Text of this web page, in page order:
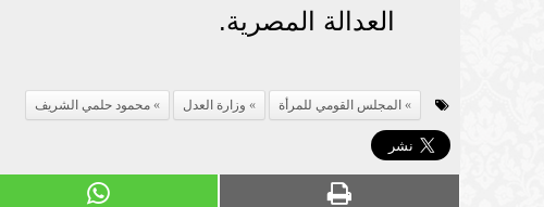
العدالة المصرية.
المجلس القومي للمرأة وزارة العدل محمود حلمي الشريف